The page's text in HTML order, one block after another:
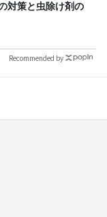
対策と虫除け剤の
Recommended by